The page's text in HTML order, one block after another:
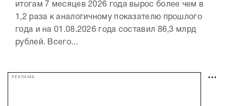
итогам 7 месяцев 2026 года вырос более чем в
1,2 раза к аналогичному показателю прошлого
года и на 01.08.2026 года составил 86,3 млрд
рублей. Всего...
РЕКЛАМА